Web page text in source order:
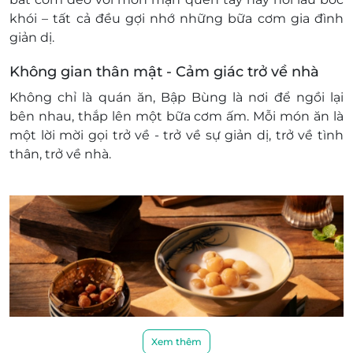
khói – tất cả đều gợi nhớ những bữa cơm gia đình
giản dị.
Không gian thân mật - Cảm giác trở về nhà
Không chỉ là quán ăn, Bập Bùng là nơi để ngồi lại
bên nhau, thắp lên một bữa cơm ấm. Mỗi món ăn là
một lời mời gọi trở về - trở về sự giản dị, trở về tình
thân, trở về nhà.
Xem thêm